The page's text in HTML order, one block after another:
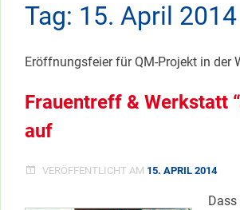
Tag: 15. April 2014
Eröffnungsfeier für QM-Projekt in der
Frauentreff & Werkstatt
auf
VERÖFFENTLICHT AM 15. APRIL 2014